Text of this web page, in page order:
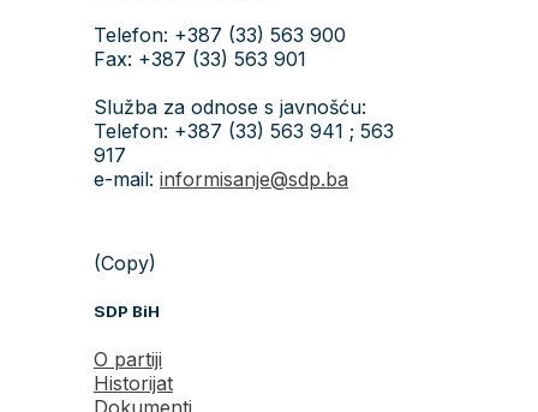
Telefon: +387 (33) 563 900
Fax: +387 (33) 563 901
Služba za odnose s javnošću:
Telefon: +387 (33) 563 941 ; 563
917
e-mail: informisanje@sdp.ba
(Copy)
SDP BiH
O partiji
Historijat